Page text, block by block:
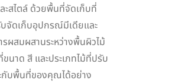
สไตล์ ด้วยพื้นที่จัดเก็บที่
จัดเก็บอุปกรณ์มีเดียและ
ผสมผสานระหว่างพื้นผิวไม้
าด สี และประเภทไม้ที่ปรับ
กับพื้นที่ของคุณได้อย่าง